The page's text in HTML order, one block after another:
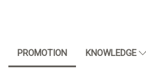
PROMOTION KNOWLEDGE